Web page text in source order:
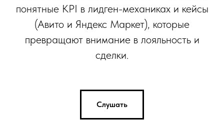
понятные KPI в лидген-механиках и кейсы
(Авито и Яндекс Маркет), которые
превращают внимание в лояльность и
сделки.
Слушать